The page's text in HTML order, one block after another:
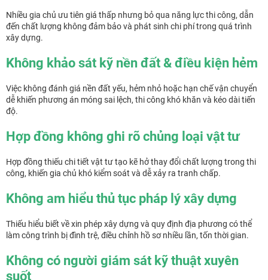
Nhiều gia chủ ưu tiên giá thấp nhưng bỏ qua năng lực thi công, dẫn
đến chất lượng không đảm bảo và phát sinh chi phí trong quá trình
xây dựng.
Không khảo sát kỹ nền đất & điều kiện hẻm
Việc không đánh giá nền đất yếu, hẻm nhỏ hoặc hạn chế vận chuyển
dễ khiến phương án móng sai lệch, thi công khó khăn và kéo dài tiến
độ.
Hợp đồng không ghi rõ chủng loại vật tư
Hợp đồng thiếu chi tiết vật tư tạo kẽ hở thay đổi chất lượng trong thi
công, khiến gia chủ khó kiểm soát và dễ xảy ra tranh chấp.
Không am hiểu thủ tục pháp lý xây dựng
Thiếu hiểu biết về xin phép xây dựng và quy định địa phương có thể
làm công trình bị đình trệ, điều chỉnh hồ sơ nhiều lần, tốn thời gian.
Không có người giám sát kỹ thuật xuyên
suốt